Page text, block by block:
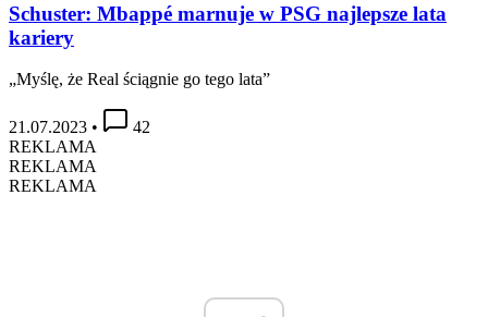
Schuster: Mbappé marnuje w PSG najlepsze lata
kariery
„Myślę, że Real ściągnie go tego lata”
21.07.2023 •
42
REKLAMA
REKLAMA
REKLAMA